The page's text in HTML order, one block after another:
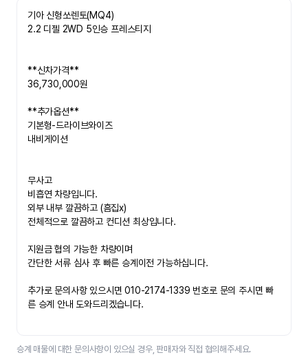
기아 신형쏘렌토(MQ4)
2.2 디젤 2WD 5인승 프레스티지
**신차가격**
36,730,000원
**추가옵션**
기본형-드라이브와이즈
내비게이션
무사고
비흡연 차량입니다.
외부 내부 깔끔하고 (흠집x)
전체적으로 깔끔하고 컨디션 최상입니다.
지원금 협의 가능한 차량이며
간단한 서류 심사 후 빠른 승계이전 가능하십니다.
추가로 문의사항 있으시면 010-2174-1339 번호로 문의 주시면 빠
른 승계 안내 도와드리겠습니다.
승계 매물에 대한 문의사항이 있으실 경우, 판매자와 직접 협의해주세요.